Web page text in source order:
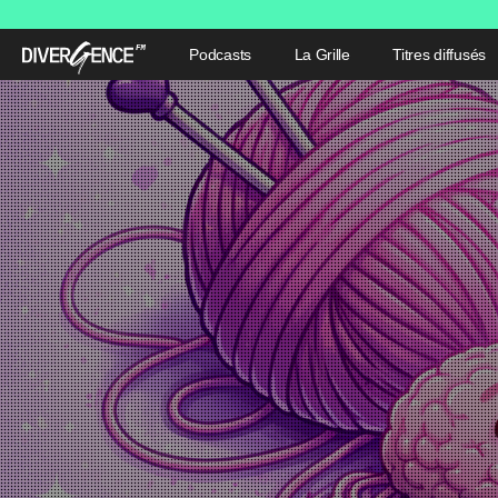
Podcasts La Grille Titres diffusés